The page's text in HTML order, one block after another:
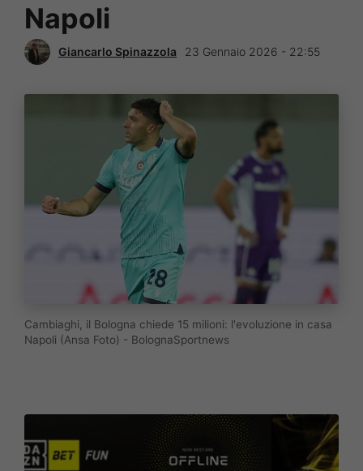
Napoli
Giancarlo Spinazzola 23 Gennaio 2026 - 22:55
Cambiaghi, il Bologna chiede 15 milioni: l'evoluzione in casa
Napoli (Ansa Foto) - BolognaSportnews